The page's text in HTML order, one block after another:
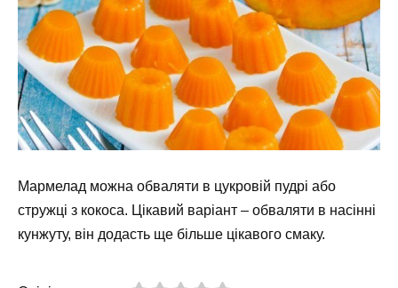
Мармелад можна обваляти в цукровій пудрі або
стружці з кокоса. Цікавий варіант – обваляти в насінні
кунжуту, він додасть ще більше цікавого смаку.